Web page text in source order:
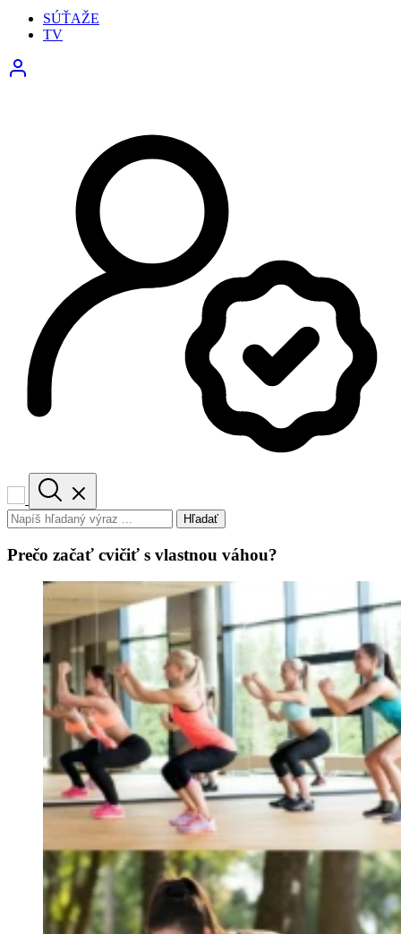
SÚŤAŽE
TV
Hľadať
Prečo začať cvičiť s vlastnou váhou?